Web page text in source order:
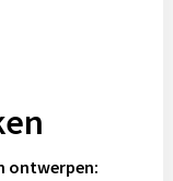
ontwerpen: